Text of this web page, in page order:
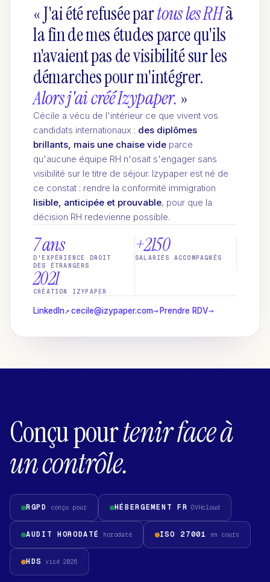
« J'ai été refusée partous les RHà
la fin de mes études parce qu'ils
n'avaient pas de visibilité sur les
démarches pour m'intégrer.
Alors j'ai créé Izypaper. »
Cécile a vécu de l'intérieur ce que vivent vos
candidats internationaux : des diplômes
brillants, mais une chaise vide parce
qu'aucune équipe RH n'osait s'engager sans
visibilité sur le titre de séjour. Izypaper est né de
ce constat : rendre la conformité immigration
lisible, anticipée et prouvable, pour que la
décision RH redevienne possible.
7 ans
D'EXPÉRIENCE DROIT
DES ÉTRANGERS
+2150
SALARIÉS ACCOMPAGNÉS
2021
CRÉATION IZYPAPER
LinkedIn↗·cecile@izypaper.com→·Prendre RDV→
Conçu pourtenir face à
un contrôle.
RGPD conçu pour HÉBERGEMENT FR OVHcloud
AUDIT HORODATÉ horodaté ISO 27001 en cours
HDS visé 2026